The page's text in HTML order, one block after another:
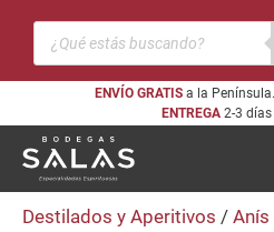
contenido
Búsqueda
de
productos
ENVÍO GRATIS a la
ENTREGA 2-3
Destilados y Aperitivos / Anís